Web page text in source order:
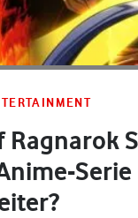
Ragnarok
Serie